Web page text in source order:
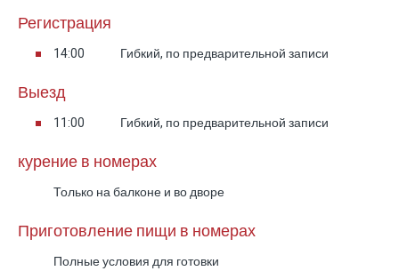
крытый бассейн, огромный телевизор напротив
воды и зоны отдыха с мебелью.
делает этот сьют идеальным выбором для
семей и небольших компаний, ценящих
Приватный двор
Каждый сьют располагает собственной
огороженной территорией, оформленной с
Регистрация
14:00 Гибкий, по предварительной записи
Выезд
11:00 Гибкий, по предварительной записи
курение в номерах
Только на балконе и во дворе
Приготовление пищи в номерах
Полные условия для готовки